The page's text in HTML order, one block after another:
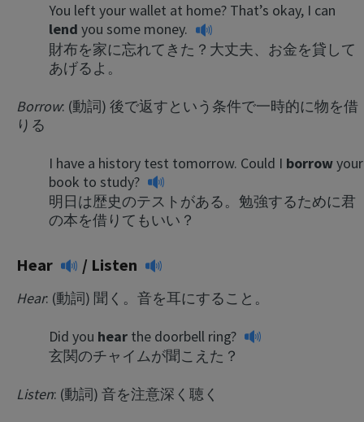
You left your wallet at home? That’s okay, I can
lend you some money.
財布を家に忘れてきた？大丈夫、お金を貸して
あげるよ。
Borrow: (動詞) 後で返すという条件で一時的に物を借
りる
I have a history test tomorrow. Could I borrowyour
book to study?
明日は歴史のテストがある。勉強するために君
の本を借りてもいい？
Hear / Listen
Hear: (動詞) 聞く。音を耳にすること。
Did you hear the doorbell ring?
玄関のチャイムが聞こえた？
Listen: (動詞) 音を注意深く聴く